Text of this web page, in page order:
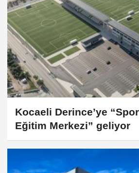
Kocaeli Derince’ye
Eğitim Merkezi” geliyor